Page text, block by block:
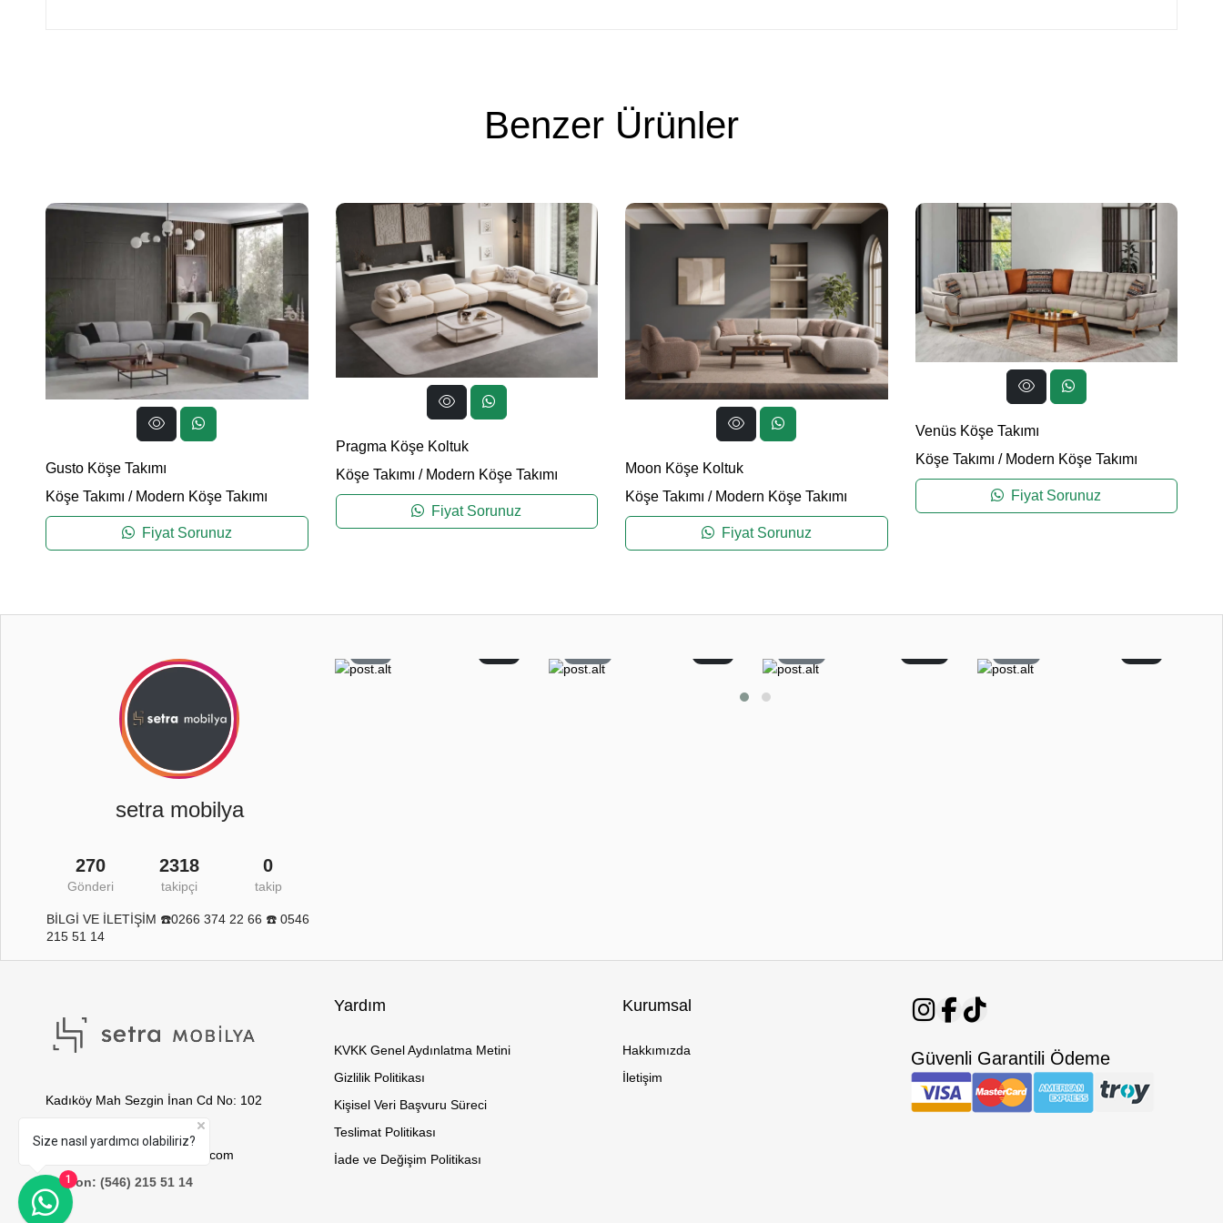
Benzer Ürünler
Gusto Köşe Takımı
Köşe Takımı / Modern Köşe Takımı
Fiyat Sorunuz
Pragma Köşe Koltuk
Köşe Takımı / Modern Köşe Takımı
Fiyat Sorunuz
Moon Köşe Koltuk
Köşe Takımı / Modern Köşe Takımı
Fiyat Sorunuz
Venüs Köşe Takımı
Köşe Takımı / Modern Köşe Takımı
Fiyat Sorunuz
setra mobilya
270
Gönderi
2318
takipçi
0
takip
BİLGİ VE İLETİŞİM ☎️0266 374 22 66 ☎️ 0546
215 51 14
Kadıköy Mah Sezgin İnan Cd No: 102
E-Posta: info@setramobilya.com
Telefon: (546) 215 51 14
Yardım
KVKK Genel Aydınlatma Metini
Gizlilik Politikası
Kişisel Veri Başvuru Süreci
Teslimat Politikası
İade ve Değişim Politikası
Kurumsal
Hakkımızda
İletişim
Güvenli Garantili Ödeme
Size nasıl yardımcı olabiliriz?
1